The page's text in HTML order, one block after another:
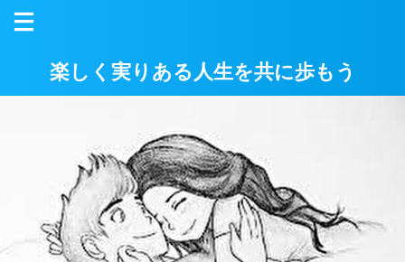
楽しく実りある人生を共に歩もう